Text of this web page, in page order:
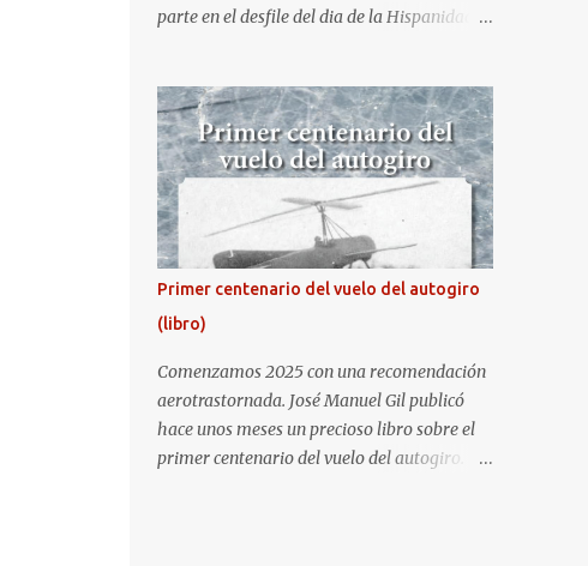
parte en el desfile del dia de la Hispanidad,
oportunidad de ser socio de la Asociación
Aire para entrar a la base. Los últimos años
había hecho fotos desde fuera (hay un sitio
cercano en la senda de aterrizaje) pero... no
es lo mismo :-) La cita comenzaba a las 8:30
de la mañana en el control de seguridad de
la base militar con mas de 100 personas
haciendo cola para identificarnos antes de
acceder. Una vez dentro, como otras
ocasiones, hemos dejado los coches en una
zona común desde la que nos han
trasladado en autobuses por el interior de la
base. La primera parada ha sido en la
Primer centenario del vuelo del autogiro
(libro)
Comenzamos 2025 con una recomendación
aerotrastornada. José Manuel Gil publicó
hace unos meses un precioso libro sobre el
primer centenario del vuelo del autogiro.